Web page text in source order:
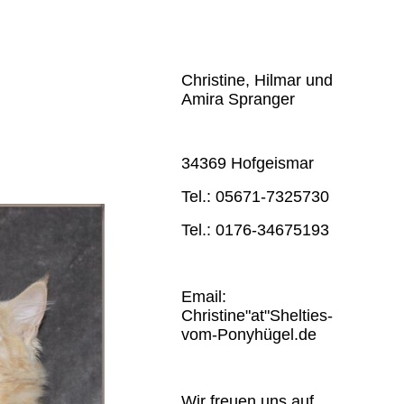
Christine, Hilmar und
Amira Spranger
34369 Hofgeismar
Tel.: 05671-7325730
Tel.: 0176-34675193
Email:
Christine"at"Shelties-
vom-Ponyhügel.de